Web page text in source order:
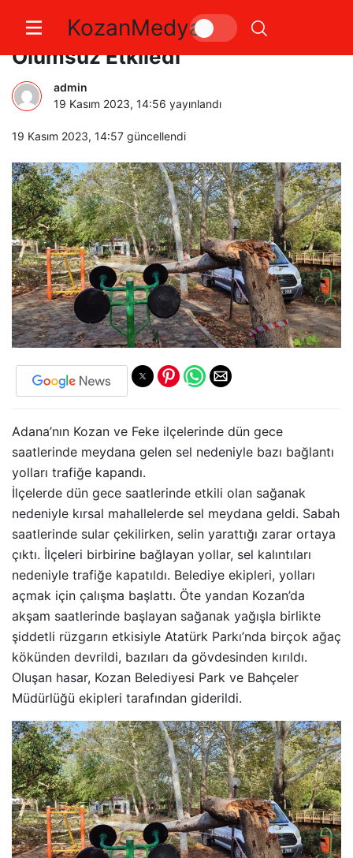
KozanMedya
Yağış Kozan ve Feke de Hayatı
Olumsuz Etkiledi
admin
19 Kasım 2023, 14:56 yayınlandı
19 Kasım 2023, 14:57 güncellendi
Adana’nın Kozan ve Feke ilçelerinde dün gece
saatlerinde meydana gelen sel nedeniyle bazı bağlantı
yolları trafiğe kapandı.
İlçelerde dün gece saatlerinde etkili olan sağanak
nedeniyle kırsal mahallelerde sel meydana geldi. Sabah
saatlerinde sular çekilirken, selin yarattığı zarar ortaya
çıktı. İlçeleri birbirine bağlayan yollar, sel kalıntıları
nedeniyle trafiğe kapatıldı. Belediye ekipleri, yolları
açmak için çalışma başlattı. Öte yandan Kozan’da
akşam saatlerinde başlayan sağanak yağışla birlikte
şiddetli rüzgarın etkisiyle Atatürk Parkı’nda birçok ağaç
kökünden devrildi, bazıları da gövdesinden kırıldı.
Oluşan hasar, Kozan Belediyesi Park ve Bahçeler
Müdürlüğü ekipleri tarafından giderildi.